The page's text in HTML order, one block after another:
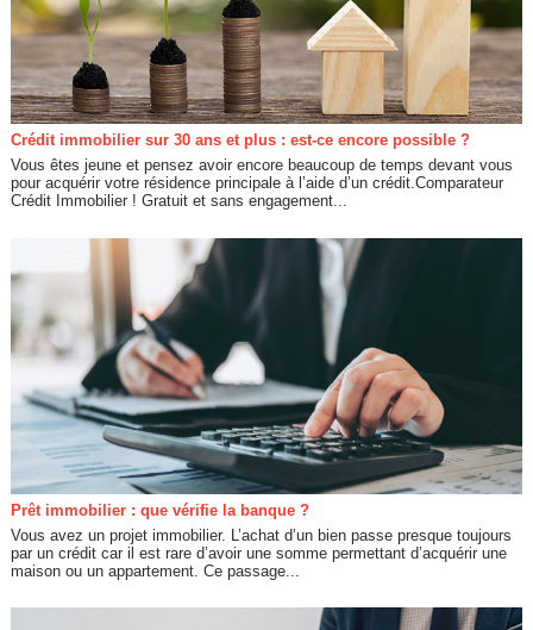
Crédit immobilier sur 30 ans et plus : est-ce encore possible ?
Vous êtes jeune et pensez avoir encore beaucoup de temps devant vous
pour acquérir votre résidence principale à l’aide d’un crédit.Comparateur
Crédit Immobilier ! Gratuit et sans engagement...
Prêt immobilier : que vérifie la banque ?
Vous avez un projet immobilier. L’achat d’un bien passe presque toujours
par un crédit car il est rare d’avoir une somme permettant d’acquérir une
maison ou un appartement. Ce passage...